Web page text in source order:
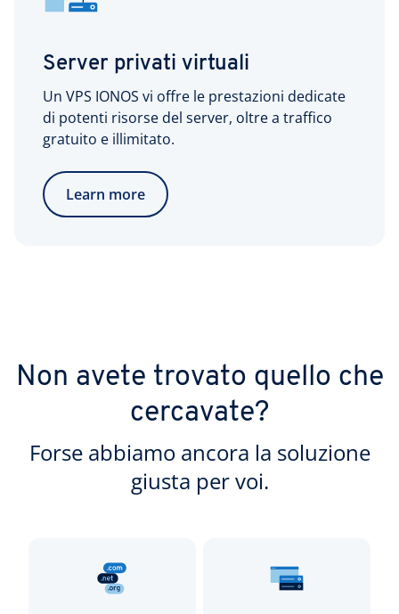
Server privati virtuali
Un VPS IONOS vi offre le prestazioni dedicate
di potenti risorse del server, oltre a traffico
gratuito e illimitato.
Learn more
Non avete trovato quello che
cercavate?
Forse abbiamo ancora la soluzione
giusta per voi.